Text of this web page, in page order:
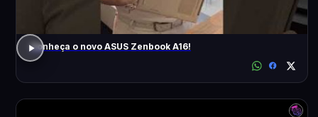
Conheça o novo ASUS Zenbook A16!